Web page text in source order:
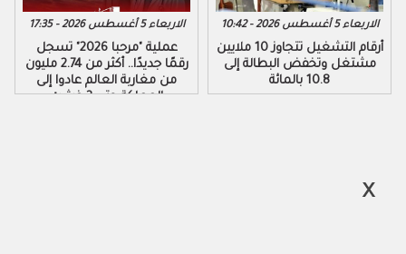
الاربعاء 5 أغسطس 2026 - 17:35
عملية "مرحبا 2026" تسجل
رقمًا جديدًا.. أكثر من 2.74 مليون
من مغاربة العالم عادوا إلى
المملكة حتى 3 غشت
الاربعاء 5 أغسطس 2026 - 10:42
أرقام التشغيل تتجاوز 10 ملايين
مشتغل وتخفض البطالة إلى
10.8 بالمائة